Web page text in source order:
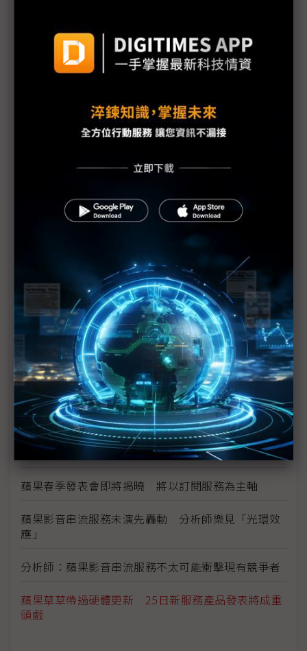
Apple Music在Google Play已下載超過4,000萬次
好萊塢為何要為蘋果Apple TV+站台？
蘋果一改封閉策略 Apple TV App將登陸對手裝置
Apple Watch ECG跨出美國 香港或成大陸敲門磚
蘋果緊抓上億用戶根基 孕育一顆「軟」蘋果
蘋果發表會預告產業轉向、硬體供過於求？ 童子
賢：產業有自我調整的能力
比起把內容送進電視 蘋果更想把內容送到用戶眼前
看完發表會仍一頭霧水？ 因為蘋果也還沒搞清楚自
身定位
第四代Apple TV更名 產品線區隔更明確
蘋果發表新聞、遊戲、影視內容等新訂閱服務 並推
出Apple Card信用卡
蘋果今晚舉行發表會 沒了硬體還有這些亮點
蘋果春季發表會即將揭曉 將以訂閱服務為主軸
蘋果影音串流服務未演先轟動 分析師樂見「光環效
應」
分析師：蘋果影音串流服務不太可能衝擊現有競爭者
蘋果草草帶過硬體更新 25日新服務產品發表將成重
頭戲